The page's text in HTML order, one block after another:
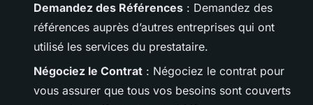
Demandez des Références : Demandez des
références auprès d’autres entreprises qui ont
utilisé les services du prestataire.
Négociez le Contrat : Négociez le contrat pour
vous assurer que tous vos besoins sont couverts